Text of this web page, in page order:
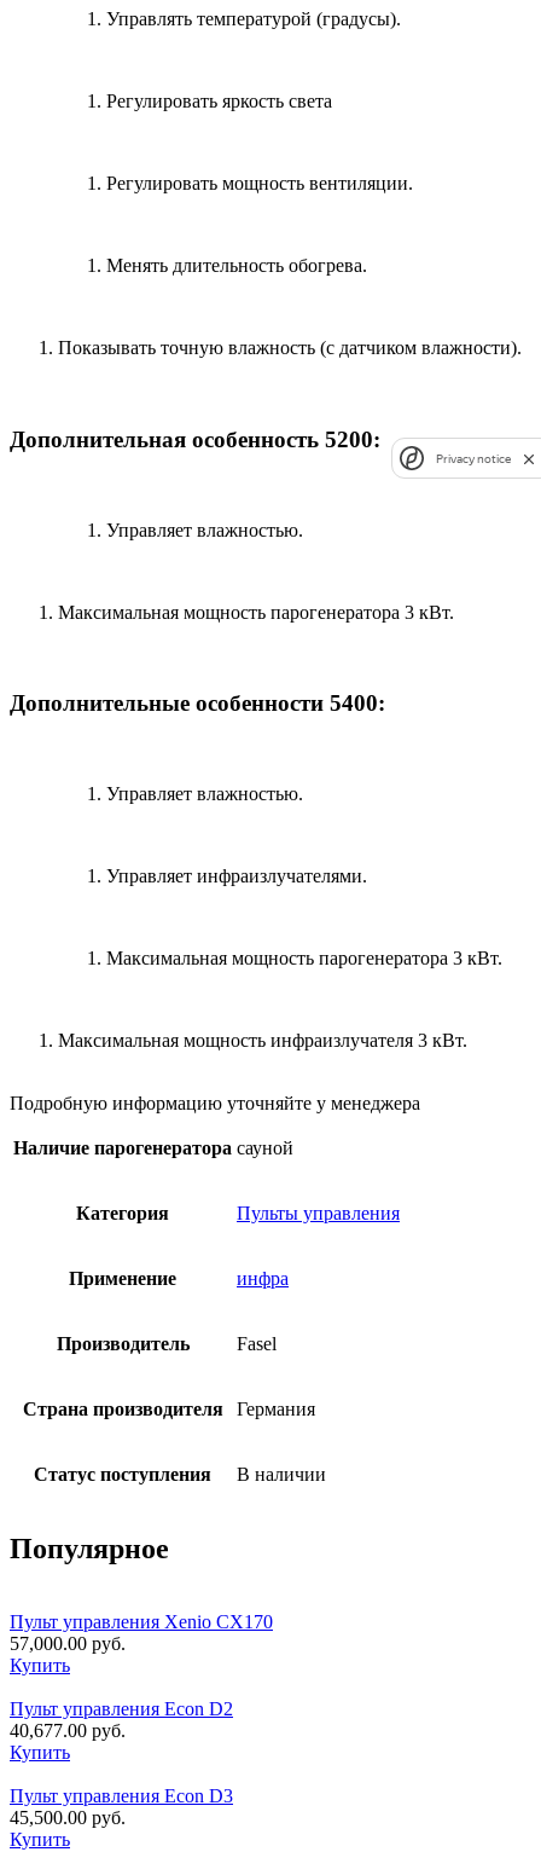
Управлять температурой (градусы).
Регулировать яркость света
Регулировать мощность вентиляции.
Менять длительность обогрева.
Показывать точную влажность (с датчиком влажности).
Дополнительная особенность 5200:
Управляет влажностью.
Максимальная мощность парогенератора 3 кВт.
Дополнительные особенности 5400:
Управляет влажностью.
Управляет инфраизлучателями.
Максимальная мощность парогенератора 3 кВт.
Максимальная мощность инфраизлучателя 3 кВт.
Подробную информацию уточняйте у менеджера
Наличие парогенератора сауной
Категория Пульты управления
Применение инфра
Производитель Fasel
Страна производителя Германия
Статус поступления В наличии
Популярное
Пульт управления Xenio CX170
57,000.00 руб.
Купить
Пульт управления Econ D2
40,677.00 руб.
Купить
Пульт управления Econ D3
45,500.00 руб.
Купить
Privacy notice